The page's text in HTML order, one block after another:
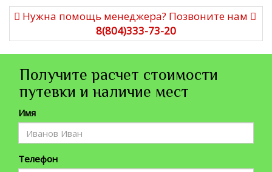
Нужна помощь менеджера? Позвоните нам
8(804)333-73-20
Получите расчет стоимости
путевки и наличие мест
Имя
Телефон